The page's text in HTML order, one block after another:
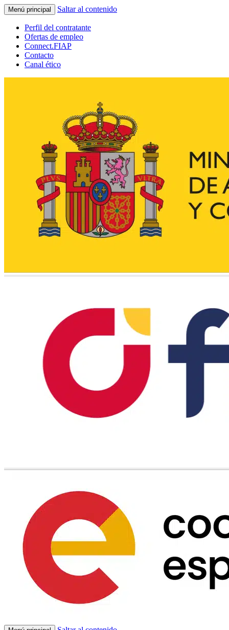
Menú principal Saltar al contenido
Perfil del contratante
Ofertas de empleo
Connect.FIAP
Contacto
Canal ético